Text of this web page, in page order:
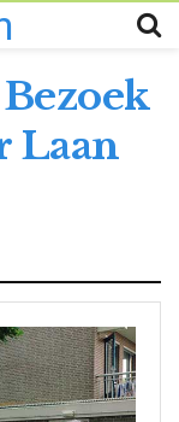
Laan